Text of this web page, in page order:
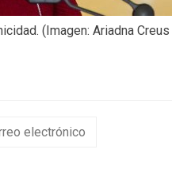
(Imagen: Ariadna
electrónico